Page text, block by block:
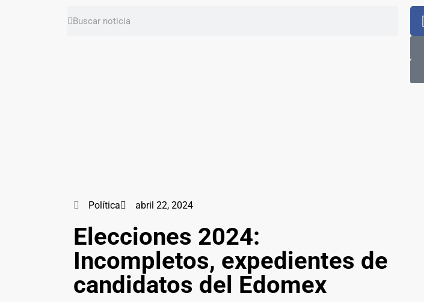
Política abril 22, 2024
Elecciones 2024:
Incompletos, expedientes de
candidatos del Edomex